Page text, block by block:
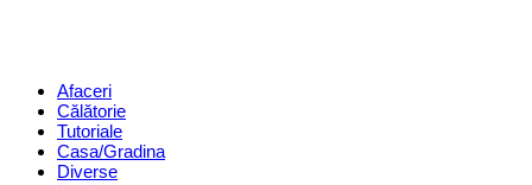
Menu Afaceri
Călătorie
Tutoriale
Casa/Gradina
Diverse